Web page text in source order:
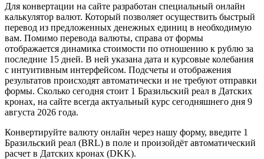
Для конвертации на сайте разработан специальный онлайн
калькулятор валют. Который позволяет осуществить быстрый
перевод из предложенных денежных единиц в необходимую
вам. Помимо перевода валюты, справа от формы
отображается динамика стоимости по отношению к рублю за
последние 15 дней. В ней указана дата и курсовые колебания
с интуитивным интерфейсом. Подсчеты и отображения
результатов происходят автоматически и не требуют отправки
формы. Сколько сегодня стоит 1 Бразильский реал в Датских
кронах, на сайте всегда актуальный курс сегодняшнего дня 9
августа 2026 года.
Конвертируйте валюту онлайн через нашу форму, введите 1
Бразильский реал (BRL) в поле и произойдёт автоматический
расчет в Датских кронах (DKK).